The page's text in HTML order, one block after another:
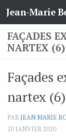
Skip to
Jean-Marie
FAÇADES
NARTEX (6)
Façades
nartex (6)
PARJEAN MARIE
20 JANVIER 2020